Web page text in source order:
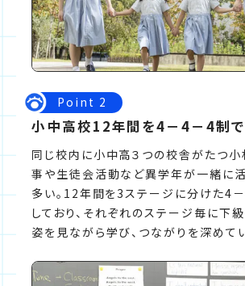
Point 2
小中高校12年間を4－4－4制で
同じ校内に小中高３つの校舎がたつ小
事や生徒会活動など異学年が一緒に
多い。12年間を3ステージに分けた4
しており、それぞれのステージ毎に下
姿を見ながら学び、つながりを深めてい